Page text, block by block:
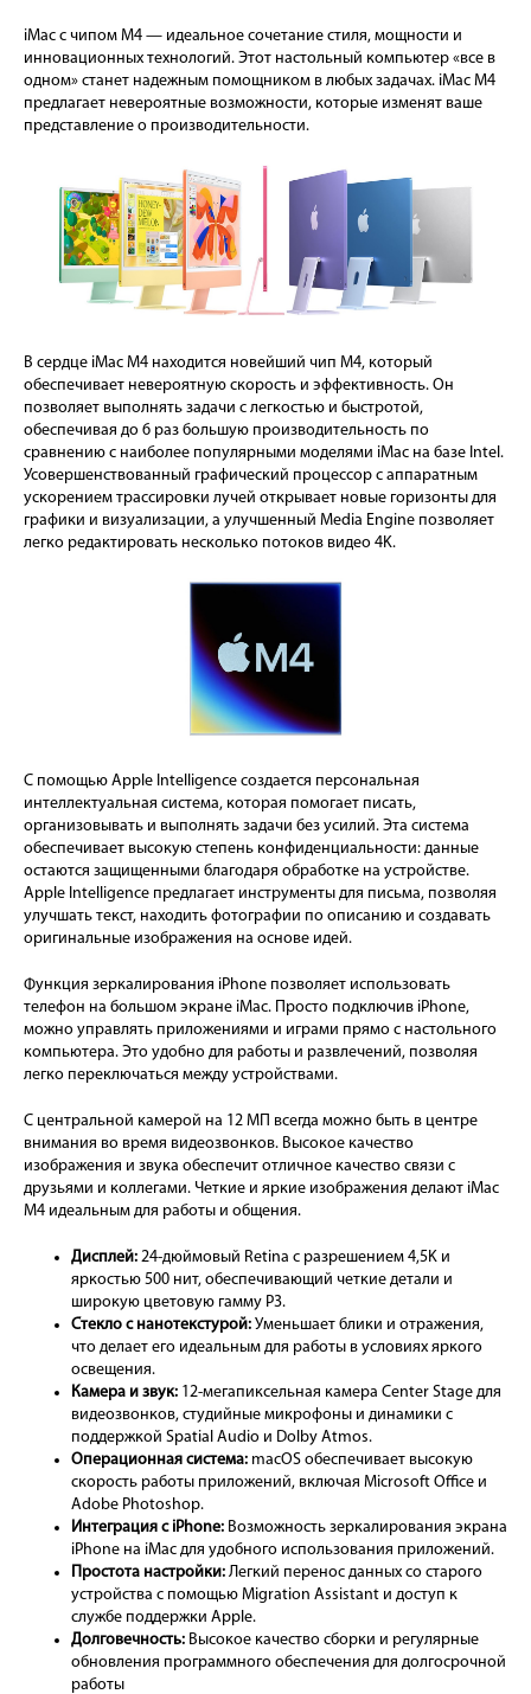
iMac с чипом M4 — идеальное сочетание стиля, мощности и
инновационных технологий. Этот настольный компьютер «все в
одном» станет надежным помощником в любых задачах. iMac M4
предлагает невероятные возможности, которые изменят ваше
представление о производительности.
В сердце iMac M4 находится новейший чип M4, который
обеспечивает невероятную скорость и эффективность. Он
позволяет выполнять задачи с легкостью и быстротой,
обеспечивая до 6 раз большую производительность по
сравнению с наиболее популярными моделями iMac на базе Intel.
Усовершенствованный графический процессор с аппаратным
ускорением трассировки лучей открывает новые горизонты для
графики и визуализации, а улучшенный Media Engine позволяет
легко редактировать несколько потоков видео 4K.
С помощью Apple Intelligence создается персональная
интеллектуальная система, которая помогает писать,
организовывать и выполнять задачи без усилий. Эта система
обеспечивает высокую степень конфиденциальности: данные
остаются защищенными благодаря обработке на устройстве.
Apple Intelligence предлагает инструменты для письма, позволяя
улучшать текст, находить фотографии по описанию и создавать
оригинальные изображения на основе идей.
Функция зеркалирования iPhone позволяет использовать
телефон на большом экране iMac. Просто подключив iPhone,
можно управлять приложениями и играми прямо с настольного
компьютера. Это удобно для работы и развлечений, позволяя
легко переключаться между устройствами.
С центральной камерой на 12 МП всегда можно быть в центре
внимания во время видеозвонков. Высокое качество
изображения и звука обеспечит отличное качество связи с
друзьями и коллегами. Четкие и яркие изображения делают iMac
M4 идеальным для работы и общения.
Дисплей: 24-дюймовый Retina с разрешением 4,5K и
яркостью 500 нит, обеспечивающий четкие детали и
широкую цветовую гамму P3.
Стекло с нанотекстурой: Уменьшает блики и отражения,
что делает его идеальным для работы в условиях яркого
освещения.
Камера и звук: 12-мегапиксельная камера Center Stage для
видеозвонков, студийные микрофоны и динамики с
поддержкой Spatial Audio и Dolby Atmos.
Операционная система: macOS обеспечивает высокую
скорость работы приложений, включая Microsoft Office и
Adobe Photoshop.
Интеграция с iPhone: Возможность зеркалирования экрана
iPhone на iMac для удобного использования приложений.
Простота настройки: Легкий перенос данных со старого
устройства с помощью Migration Assistant и доступ к
службе поддержки Apple.
Долговечность: Высокое качество сборки и регулярные
обновления программного обеспечения для долгосрочной
работы